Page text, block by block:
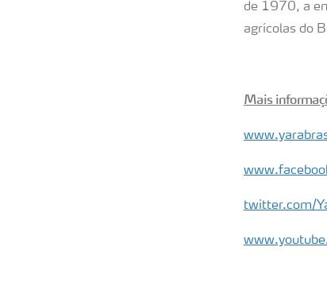
de 1970, a
agrícolas do
Mais
twitter.com/